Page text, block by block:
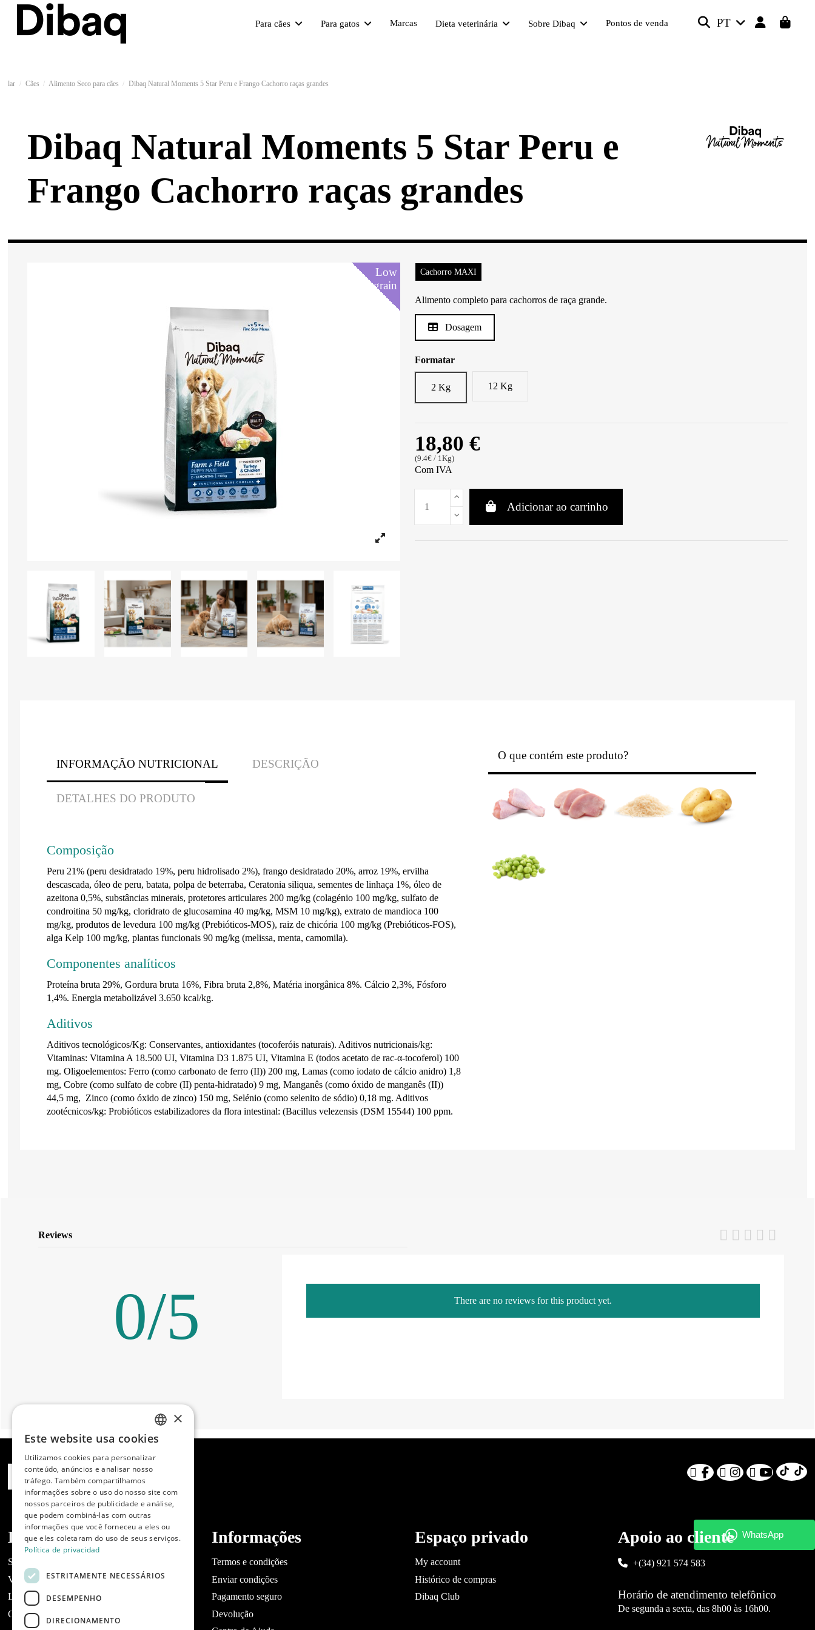
Para cães Para gatos Marcas Dieta veterinária Sobre Dibaq Pontos de venda PT
lar Cães Alimento Seco para cães Dibaq Natural Moments 5 Star Peru e Frango Cachorro raças grandes
Dibaq Natural Moments 5 Star Peru e
Frango Cachorro raças grandes
Low
grain
Low
grain
Low
grain
Low
grain
Low
grain
Cachorro MAXI
Alimento completo para cachorros de raça grande.
Dosagem
Formatar
2 Kg 12 Kg
18,80 €
(9.4€ / 1Kg)
Com IVA
Adicionar ao carrinho
INFORMAÇÃO NUTRICIONAL DESCRIÇÃO
DETALHES DO PRODUTO
Composição
Peru 21% (peru desidratado 19%, peru hidrolisado 2%), frango desidratado 20%, arroz 19%, ervilha
descascada, óleo de peru, batata, polpa de beterraba, Ceratonia siliqua, sementes de linhaça 1%, óleo de
azeitona 0,5%, substâncias minerais, protetores articulares 200 mg/kg (colagénio 100 mg/kg, sulfato de
condroitina 50 mg/kg, cloridrato de glucosamina 40 mg/kg, MSM 10 mg/kg), extrato de mandioca 100
mg/kg, produtos de levedura 100 mg/kg (Prebióticos-MOS), raiz de chicória 100 mg/kg (Prebióticos-FOS),
alga Kelp 100 mg/kg, plantas funcionais 90 mg/kg (melissa, menta, camomila).
Componentes analíticos
Proteína bruta 29%, Gordura bruta 16%, Fibra bruta 2,8%, Matéria inorgânica 8%. Cálcio 2,3%, Fósforo
1,4%. Energia metabolizável 3.650 kcal/kg.
Aditivos
Aditivos tecnológicos/Kg: Conservantes, antioxidantes (tocoferóis naturais). Aditivos nutricionais/kg:
Vitaminas: Vitamina A 18.500 UI, Vitamina D3 1.875 UI, Vitamina E (todos acetato de rac-α-tocoferol) 100
mg. Oligoelementos: Ferro (como carbonato de ferro (II)) 200 mg, Lamas (como iodato de cálcio anidro) 1,8
mg, Cobre (como sulfato de cobre (II) penta-hidratado) 9 mg, Manganês (como óxido de manganês (II))
44,5 mg, Zinco (como óxido de zinco) 150 mg, Selénio (como selenito de sódio) 0,18 mg. Aditivos
zootécnicos/kg: Probióticos estabilizadores da flora intestinal: (Bacillus velezensis (DSM 15544) 100 ppm.
O que contém este produto?
Reviews
0/5 There are no reviews for this product yet.
Dibaq
Sobre a Dibaq
Você tem um negócio?
Lojas
Contato Dibaq Petcare
Informações
Termos e condições
Enviar condições
Pagamento seguro
Devolução
Espaço privado
My account
Histórico de compras
Dibaq Club
Apoio ao cliente
+(34) 921 574 583
Horário de atendimento telefônico
De segunda a sexta, das 8h00 às 16h00.
SPANISH
PORTUGUESE
×
Este website usa cookies
Utilizamos cookies para personalizar
conteúdo, anúncios e analisar nosso
tráfego. Também compartilhamos
informações sobre o uso do nosso site com
nossos parceiros de publicidade e análise,
que podem combiná-las com outras
informações que você forneceu a eles ou
que eles coletaram do uso de seus serviços.
Política de privacidad
ESTRITAMENTE NECESSÁRIOS
DESEMPENHO
DIRECIONAMENTO